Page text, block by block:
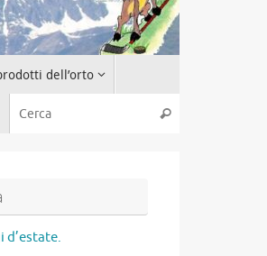
dell’orto
Cerca
d’estate.